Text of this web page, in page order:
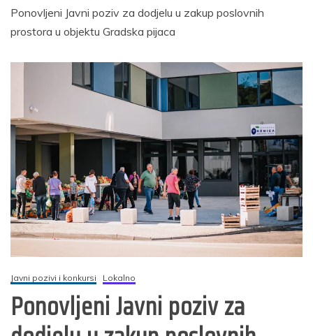
Ponovljeni Javni poziv za dodjelu u zakup poslovnih
prostora u objektu Gradska pijaca
Javni pozivi i konkursi Lokalno
Ponovljeni Javni poziv za